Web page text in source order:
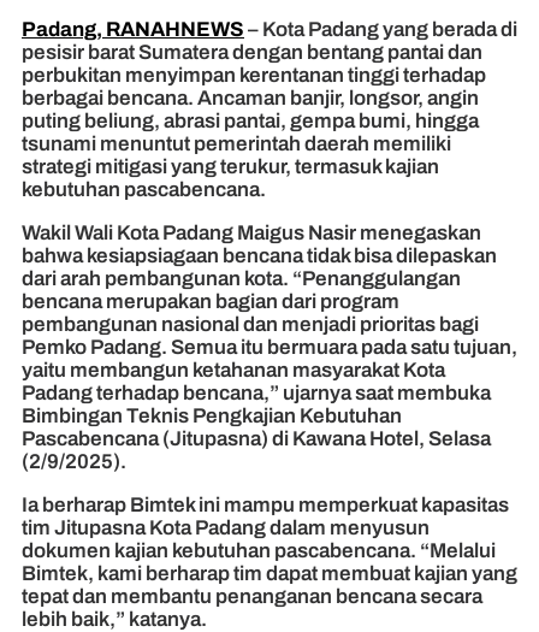
Padang, RANAHNEWS – Kota Padang yang berada di
pesisir barat Sumatera dengan bentang pantai dan
perbukitan menyimpan kerentanan tinggi terhadap
berbagai bencana. Ancaman banjir, longsor, angin
puting beliung, abrasi pantai, gempa bumi, hingga
tsunami menuntut pemerintah daerah memiliki
strategi mitigasi yang terukur, termasuk kajian
kebutuhan pascabencana.
Wakil Wali Kota Padang Maigus Nasir menegaskan
bahwa kesiapsiagaan bencana tidak bisa dilepaskan
dari arah pembangunan kota. “Penanggulangan
bencana merupakan bagian dari program
pembangunan nasional dan menjadi prioritas bagi
Pemko Padang. Semua itu bermuara pada satu tujuan,
yaitu membangun ketahanan masyarakat Kota
Padang terhadap bencana,” ujarnya saat membuka
Bimbingan Teknis Pengkajian Kebutuhan
Pascabencana (Jitupasna) di Kawana Hotel, Selasa
(2/9/2025).
Ia berharap Bimtek ini mampu memperkuat kapasitas
tim Jitupasna Kota Padang dalam menyusun
dokumen kajian kebutuhan pascabencana. “Melalui
Bimtek, kami berharap tim dapat membuat kajian yang
tepat dan membantu penanganan bencana secara
lebih baik,” katanya.